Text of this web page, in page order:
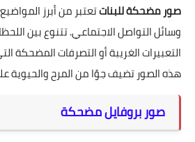
صور مضحكة للبناتتعتبر من أبرز
وسائل التواصل الاجتماعي. تتنوع بين
التعبيرات الغريبة أو التصرفات المضحكة
هذه الصور تضيف جوًا من المرح والحيوية
صور بروفايل مضحكة